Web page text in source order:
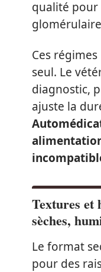
qualité
Ces
seul. Le
diagnostic,
ajuste la
Textures et
sèches,
Le format
pour des